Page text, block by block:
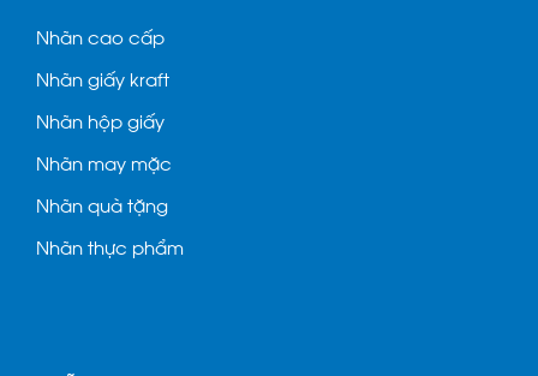
Nhãn cao cấp
Nhãn giấy kraft
Nhãn hộp giấy
Nhãn may mặc
Nhãn quà tặng
Nhãn thực phẩm